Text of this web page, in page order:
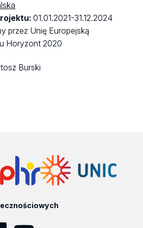
01.01.2021-31.12.2024
przez Unię Europejską
Horyzont 2020
Burski